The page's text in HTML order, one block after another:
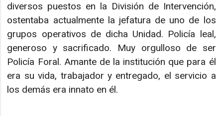
diversos puestos en la División de Intervención,
ostentaba actualmente la jefatura de uno de los
grupos operativos de dicha Unidad. Policía leal,
generoso y sacrificado. Muy orgulloso de ser
Policía Foral. Amante de la institución que para él
era su vida, trabajador y entregado, el servicio a
los demás era innato en él.